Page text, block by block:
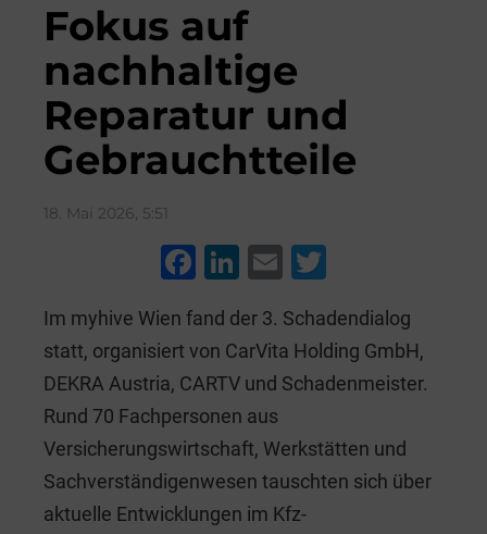
Fokus auf
nachhaltige
Reparatur und
Gebrauchtteile
18. Mai 2026, 5:51
F
c
e
b
o
o
k
Li
k
e
dI
n
E
ai
l
tt
er
Im myhive Wien fand der 3. Schadendialog
statt, organisiert von CarVita Holding GmbH,
DEKRA Austria, CARTV und Schadenmeister.
Rund 70 Fachpersonen aus
Versicherungswirtschaft, Werkstätten und
Sachverständigenwesen tauschten sich über
aktuelle Entwicklungen im Kfz-